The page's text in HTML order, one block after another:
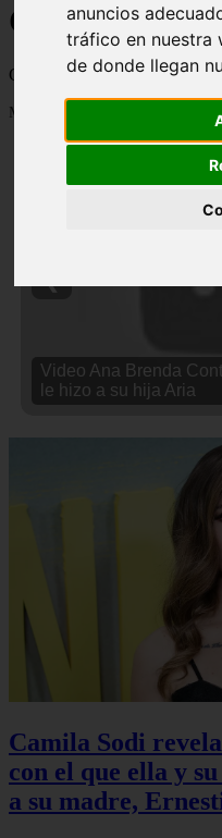
anuncios
tráfico en nuestra
de donde llegan
Curiosidades
Cosas curiosas, curiosidades,
Mostrando 1 - 24 de 2838 artículos
Video Ana Brenda
le hizo a su hija Aria
Camila Sodi
con el que ella y
a su madre,